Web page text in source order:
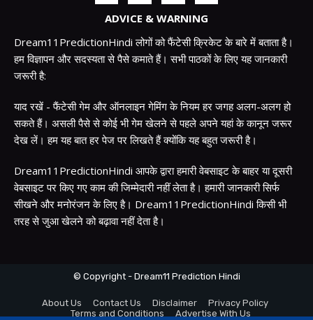
ADVICE & WARNING
Dream11PredictionHindi लोगों को फैंटेसी क्रिकेट के बारे में बताता है।
हम विज्ञापन और सदस्यता से पैसे कमाते हैं। सभी पाठकों के लिए यह जानकारी
जरूरी है:
याद रखें - फैंटेसी गेम और ऑनलाइन गेमिंग के नियम हर जगह अलग-अलग हो
सकते हैं। असली पैसे से कोई भी गेम खेलने से पहले अपने यहां के कानून जरूर
देख लें। हम यह बात हर पेज पर लिखते हैं क्योंकि यह बहुत जरूरी है।
Dream11PredictionHindi आपके द्वारा हमारी वेबसाइट के बाहर या दूसरी
वेबसाइट पर किए गए काम की जिम्मेदारी नहीं लेता है। हमारी जानकारी सिर्फ
सीखने और मनोरंजन के लिए है। Dream11PredictionHindi किसी भी
तरह से जुआ खेलने को बढ़ावा नहीं देता है।
© Copyright - Dream11 Prediction Hindi
About Us Contact Us Disclaimer
Privacy Policy
Terms and Conditions
Advertise With Us